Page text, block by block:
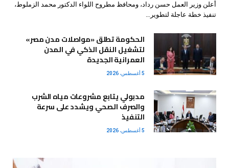
أعلن وزير العمل حسن رداد، ومحافظ مطروح اللواء الدكتور محمد الزملوط،
تنفيذ خطة عاجلة لتطوير…
الحكومة تطلق «مواصلات مدن مصر»
لتشغيل النقل الذكي في المدن
العمرانية الجديدة
5 أغسطس، 2026
مدبولي يتابع مشروعات مياه الشرب
والصرف الصحي ويشدد على سرعة
التنفيذ
5 أغسطس، 2026